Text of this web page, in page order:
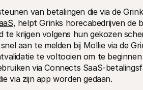
van betalingen die via de
, helpt Grinks horecabedrijven de
te krijgen volgens hun gekozen
aan te melden bij Mollie via de
te voltooien om te
via Connects SaaS-
via zijn app worden gedaan.